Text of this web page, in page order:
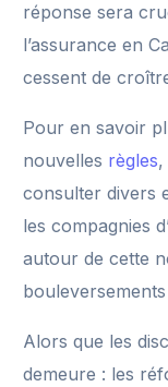
réponse sera
l’assurance en
cessent de
Pour en savoir
nouvelles règles,
consulter divers
les compagnies
autour de cette
Alors que les
demeure : les